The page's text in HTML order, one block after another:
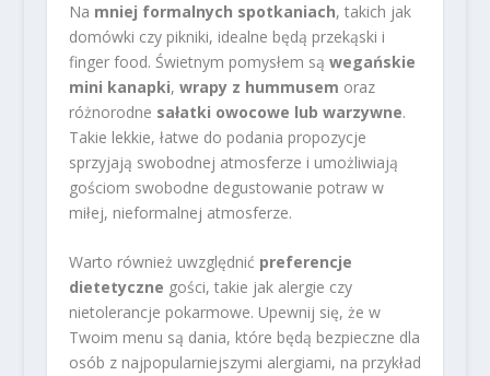
Na mniej formalnych spotkaniach, takich jak
domówki czy pikniki, idealne będą przekąski i
finger food. Świetnym pomysłem są wegańskie
mini kanapki, wrapy z hummusem oraz
różnorodne sałatki owocowe lub warzywne.
Takie lekkie, łatwe do podania propozycje
sprzyjają swobodnej atmosferze i umożliwiają
gościom swobodne degustowanie potraw w
miłej, nieformalnej atmosferze.
Warto również uwzględnić preferencje
dietetyczne gości, takie jak alergie czy
nietolerancje pokarmowe. Upewnij się, że w
Twoim menu są dania, które będą bezpieczne dla
osób z najpopularniejszymi alergiami, na przykład